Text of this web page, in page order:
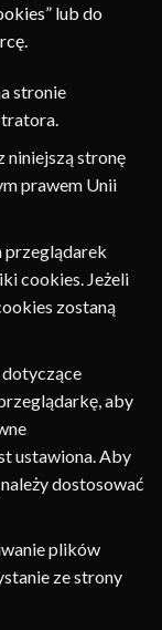
lub do
stronie
niniejszą stronę
prawem Unii
cookies. Jeżeli
zostaną
aby
ustawiona. Aby
dostosować
plików
ze strony